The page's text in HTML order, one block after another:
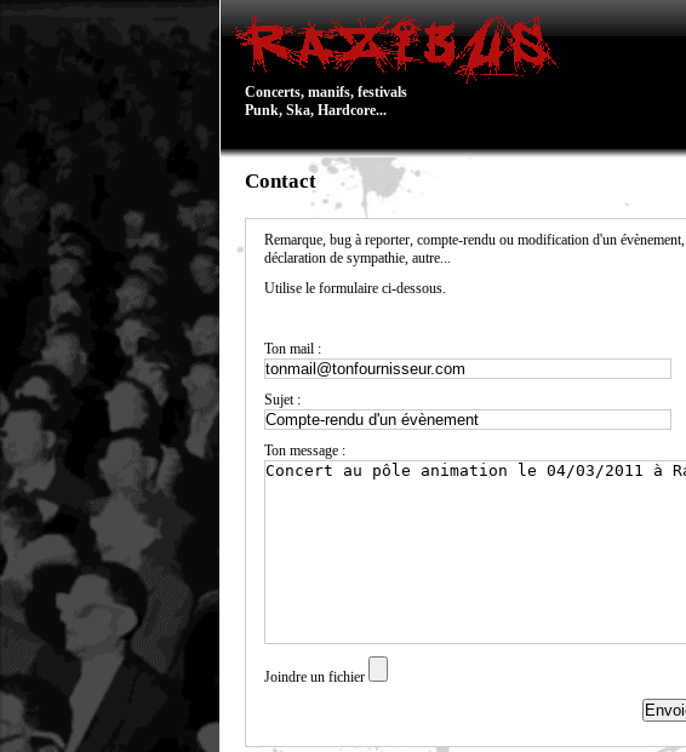
Concerts, manifs, festivals
Punk, Ska, Hardcore...
Contact
Remarque, bug à reporter, compte-rendu ou modification d'un évènement,
déclaration de sympathie, autre...
Utilise le formulaire ci-dessous.
Ton mail :
Sujet :
Ton message :
Joindre un fichier